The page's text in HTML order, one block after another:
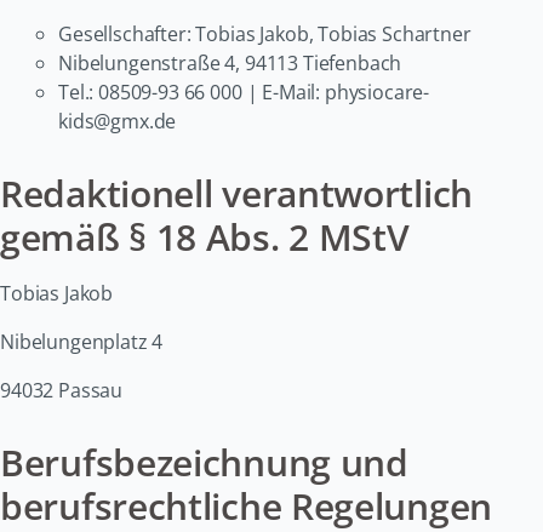
Gesellschafter: Tobias Jakob, Tobias Schartner
Nibelungenstraße 4, 94113 Tiefenbach
Tel.: 08509-93 66 000| E-Mail: physiocare-
kids@gmx.de
Redaktionell verantwortlich
gemäß § 18 Abs. 2 MStV
Tobias Jakob
Nibelungenplatz 4
94032 Passau
Berufsbezeichnung und
berufsrechtliche Regelungen